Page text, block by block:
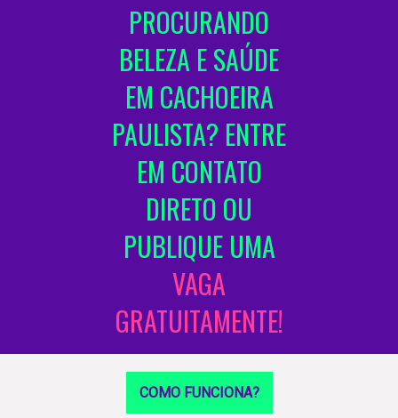
PROCURANDO
BELEZA E SAÚDE
EM CACHOEIRA
PAULISTA? ENTRE
EM CONTATO
DIRETO OU
PUBLIQUE UMA
VAGA
GRATUITAMENTE!
COMO FUNCIONA?